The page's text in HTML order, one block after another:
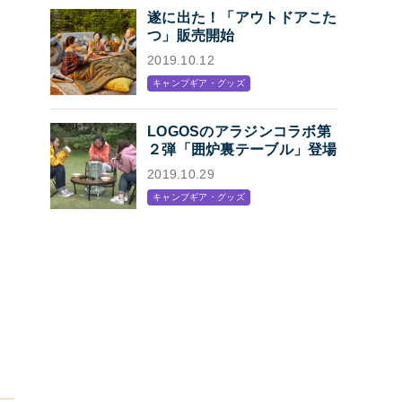
遂に出た！「アウトドアこた
つ」販売開始
2019.10.12
キャンプギア・グッズ
LOGOSのアラジンコラボ第
２弾「囲炉裏テーブル」登場
2019.10.29
キャンプギア・グッズ